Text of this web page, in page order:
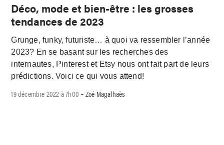
Déco, mode et bien-être : les grosses
tendances de 2023
Grunge, funky, futuriste… à quoi va ressembler l’année
2023? En se basant sur les recherches des
internautes, Pinterest et Etsy nous ont fait part de leurs
prédictions. Voici ce qui vous attend!
19 décembre 2022 à 7h00 -Zoé Magalhaès